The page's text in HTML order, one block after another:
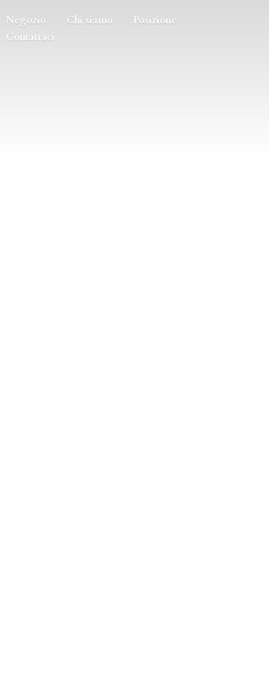
Negozio Chi siamo
Posizione
Contattaci